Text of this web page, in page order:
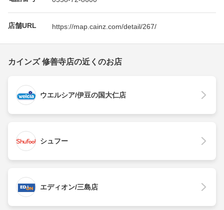
店舗URL https://map.cainz.com/detail/267/
カインズ 修善寺店の近くのお店
ウエルシア/伊豆の国大仁店
シュフー
エディオン/三島店